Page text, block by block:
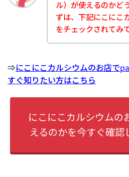
ル）が使えるのかど
ずは、下記にこにこ
をチェックされてみ
⇒にこにこカルシウムのお店で
すぐ知りたい方はこちら
にこにこカルシウム
えるのかを今すぐ確認